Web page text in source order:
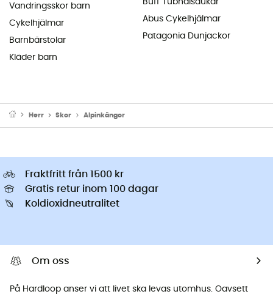
Vandringsskor barn
Cykelhjälmar
Barnbärstolar
Kläder barn
Abus Cykelhjälmar
Patagonia Dunjackor
Herr Skor Alpinkängor
Fraktfritt från 1500 kr
Gratis retur inom 100 dagar
Koldioxidneutralitet
Om oss
På Hardloop anser vi att livet ska levas utomhus. Oavsett